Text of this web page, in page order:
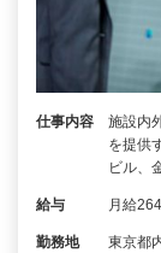
仕事内容
施設内
を提供
ビル、
給与 月給
勤務地 東京都